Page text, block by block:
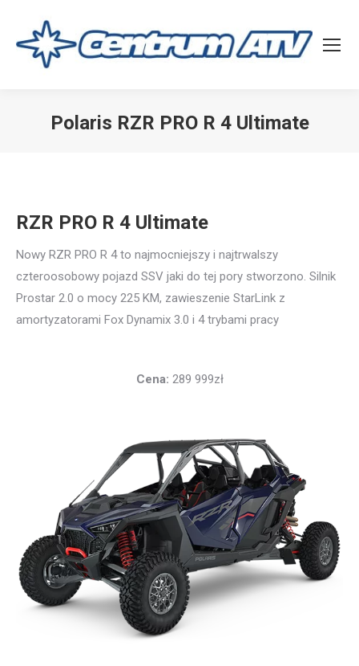
Polaris RZR PRO R 4 Ultimate
RZR PRO R 4 Ultimate
Nowy RZR PRO R 4 to najmocniejszy i najtrwalszy
czteroosobowy pojazd SSV jaki do tej pory stworzono. Silnik
Prostar 2.0 o mocy 225 KM, zawieszenie StarLink z
amortyzatorami Fox Dynamix 3.0 i 4 trybami pracy
Cena: 289 999zł